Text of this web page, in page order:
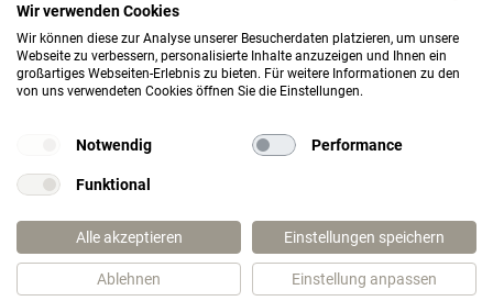
Barrierefreiheit
Impressum
© 2026 Huber Naturstein®
Markt Schwaben bei München
Wir verwenden Cookies
Wir können diese zur Analyse unserer Besucherdaten platzieren, um unsere
Webseite zu verbessern, personalisierte Inhalte anzuzeigen und Ihnen ein
großartiges Webseiten-Erlebnis zu bieten. Für weitere Informationen zu den
von uns verwendeten Cookies öffnen Sie die Einstellungen.
Notwendig Performance
Funktional
Alle akzeptieren Einstellungen speichern
Ablehnen Einstellung anpassen